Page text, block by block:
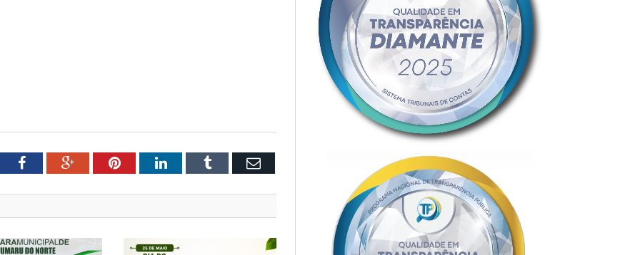
FacebookGoogle+PinterestLinkedInTumblr Email